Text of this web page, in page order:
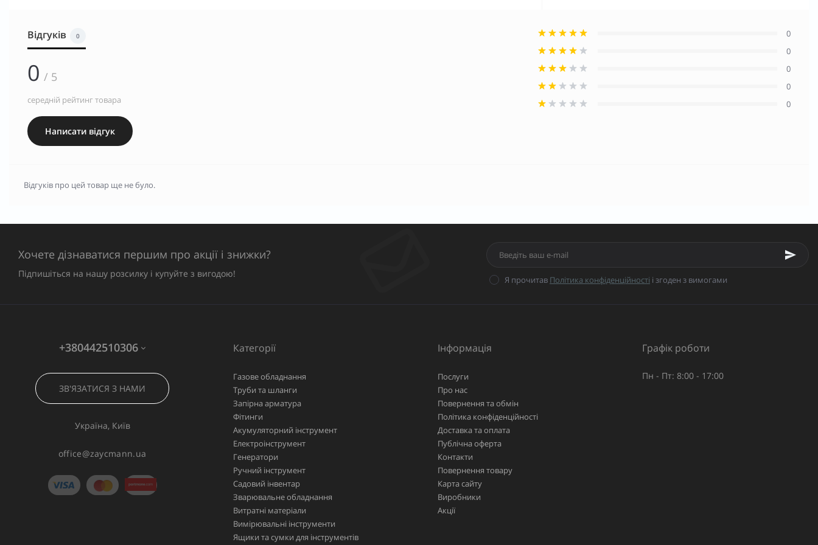
Відгуків 0
0 / 5
середній рейтинг товара
Написати відгук
0
0
0
0
0
Відгуків про цей товар ще не було.
Хочете дізнаватися першим про акції і знижки?
Підпишіться на нашу розсилку і купуйте з вигодою!
Я прочитав Політика конфіденційності і згоден з вимогами
+380442510306
ЗВ'ЯЗАТИСЯ З НАМИ
Україна, Київ
office@zaycmann.ua
Категорії
Газове обладнання
Труби та шланги
Запірна арматура
Фітинги
Акумуляторний інструмент
Електроінструмент
Генератори
Ручний інструмент
Садовий інвентар
Зварювальне обладнання
Витратні матеріали
Вимірювальні інструменти
Ящики та сумки для інструментів
Інформація
Послуги
Про нас
Повернення та обмін
Політика конфіденційності
Доставка та оплата
Публічна оферта
Контакти
Повернення товару
Карта сайту
Виробники
Акції
Графік роботи
Пн - Пт: 8:00 - 17:00